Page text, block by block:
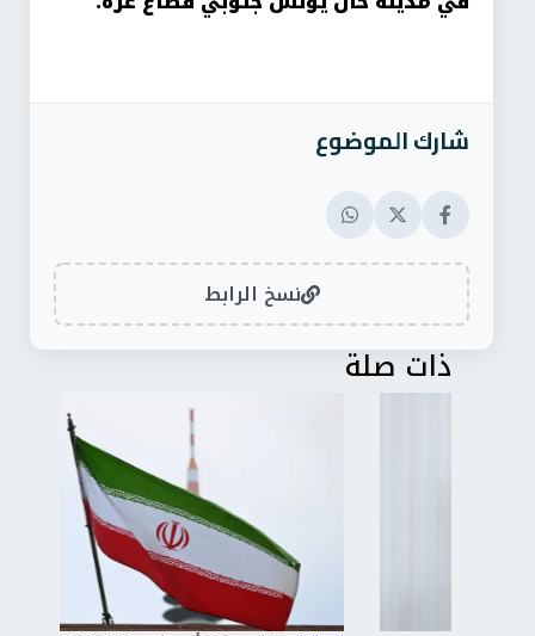
شارك الموضوع
نسخ الرابط
ذات صلة